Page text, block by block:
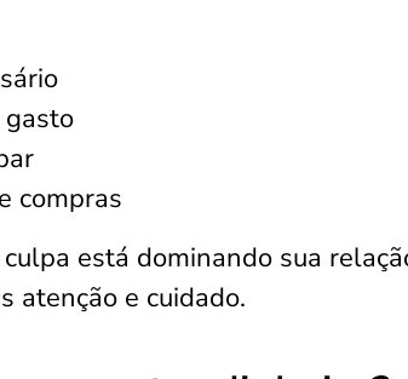
compras
está dominando sua
atenção e cuidado.